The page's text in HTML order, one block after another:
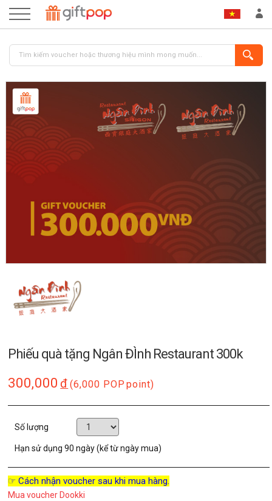
Phiếu quà tặng Ngân ĐÌnh Restaurant 300k
300,000 đ (6,000 POP point)
Số lượng
Hạn sử dụng90 ngày (kể từ ngày mua)
☞ Cách nhận voucher sau khi mua hàng.
Mua voucher Dookki